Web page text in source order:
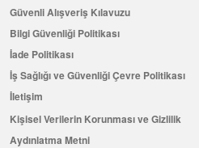
Güvenli Alışveriş Kılavuzu
Bilgi Güvenliği Politikası
İade Politikası
İş Sağlığı ve Güvenliği Çevre Politikası
İletişim
Kişisel Verilerin Korunması ve Gizlilik
Aydınlatma Metni